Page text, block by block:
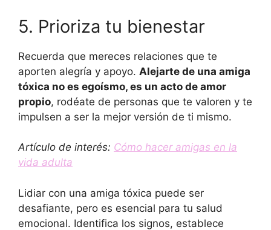
5. Prioriza tu bienestar
Recuerda que mereces relaciones que te
aporten alegría y apoyo. Alejarte de una amiga
tóxica no es egoísmo, es un acto de amor
propio, rodéate de personas que te valoren y te
impulsen a ser la mejor versión de ti mismo.​
Artículo de interés: Cómo hacer amigas en la
vida adulta
Lidiar con una amiga tóxica puede ser
desafiante, pero es esencial para tu salud
emocional. Identifica los signos, establece